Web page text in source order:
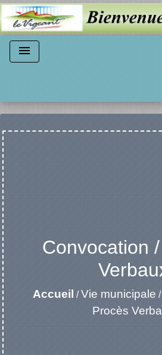
menu
Convocation
Accueil /Vie municipale /
Procès